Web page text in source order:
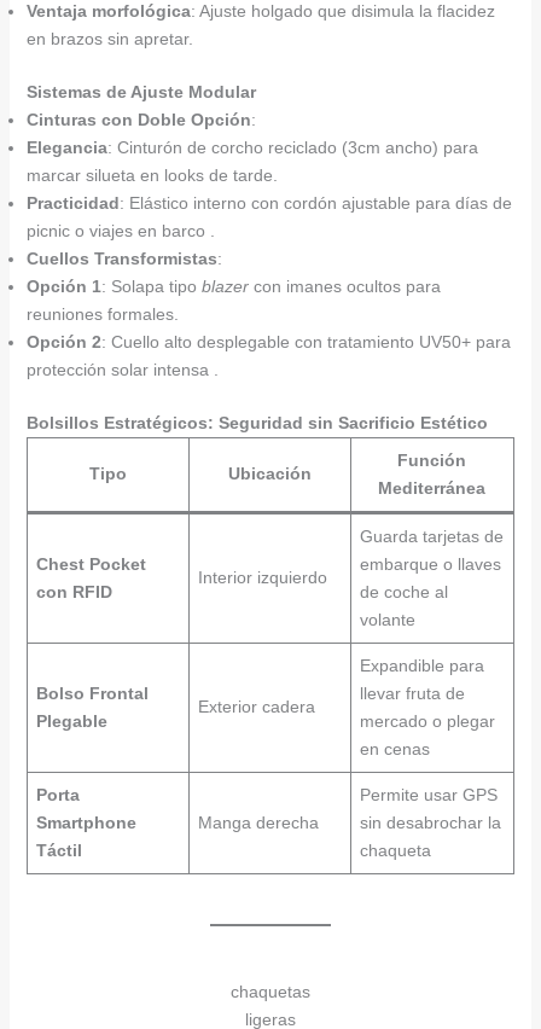
Ventaja morfológica: Ajuste holgado que disimula la flacidez
en brazos sin apretar.
Sistemas de Ajuste Modular
Cinturas con Doble Opción:
Elegancia: Cinturón de corcho reciclado (3cm ancho) para
marcar silueta en looks de tarde.
Practicidad: Elástico interno con cordón ajustable para días de
picnic o viajes en barco .
Cuellos Transformistas:
Opción 1: Solapa tipo blazercon imanes ocultos para
reuniones formales.
Opción 2: Cuello alto desplegable con tratamiento UV50+ para
protección solar intensa .
Bolsillos Estratégicos: Seguridad sin Sacrificio Estético
Tipo Ubicación
Función
Mediterránea
Chest Pocket
con RFID
Interior izquierdo
Guarda tarjetas de
embarque o llaves
de coche al
volante
Bolso Frontal
Plegable
Exterior cadera
Expandible para
llevar fruta de
mercado o plegar
en cenas
Porta
Smartphone
Táctil
Manga derecha
Permite usar GPS
sin desabrochar la
chaqueta
chaquetas
ligeras